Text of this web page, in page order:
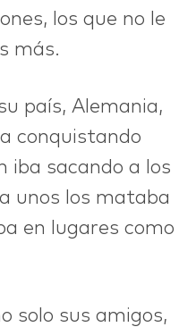
los que no le
más.
país, Alemania,
conquistando
iba sacando a los
unos los mataba
en lugares como
solo sus amigos,